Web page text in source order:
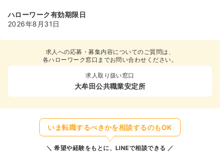
ハローワーク有効期限日
2026年8月31日
求人への応募・募集内容についてのご質問は、
各ハローワーク窓口までお問い合わせください。
求人取り扱い窓口
大牟田公共職業安定所
いま転職するべきかを相談するのもOK
希望や経験をもとに、LINEで相談できる